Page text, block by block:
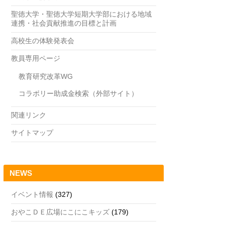
聖徳大学・聖徳大学短期大学部における地域
連携・社会貢献推進の目標と計画
高校生の体験発表会
教員専用ページ
教育研究改革WG
コラボリー助成金検索（外部サイト）
関連リンク
サイトマップ
NEWS
イベント情報 (327)
おやこＤＥ広場にこにこキッズ (179)